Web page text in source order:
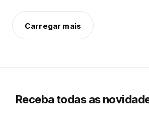
Carregar mais
Receba todas as